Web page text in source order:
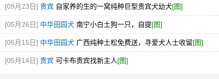
[09月23日] 贵宾 自家养的生的一窝纯种巨型贵宾犬幼犬[图]
[05月26日] 中华田园犬 南宁小白土狗一只，自提[图]
[05月15日] 中华田园犬 广西纯种土松免费送，寻爱犬人士收留[图]
[05月14日] 贵宾 可卡布贵宾找新主人[图]